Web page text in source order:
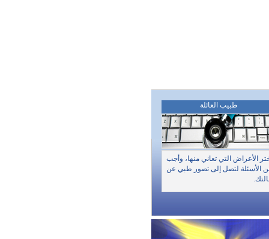
طبيب العائلة
الأعراض التي تعاني منها، وأجب
الأسئلة لتصل إلى تصور طبي عن